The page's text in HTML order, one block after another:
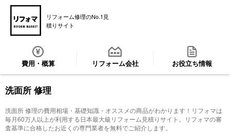
リフォーム修理のNo.1見
積りサイト
費用・概算 リフォーム会社 お役立ち情報
洗面所 修理
洗面所 修理の費用相場・基礎知識・オススメの商品がわかります！リフォマは
毎月60万人以上が利用する日本最大級リフォーム見積りサイト。リフォマの審
査基準に合格したお近くの専門業者を無料でご紹介します。